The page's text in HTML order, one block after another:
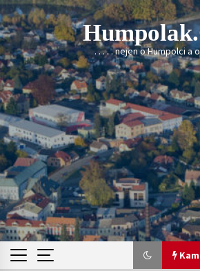
Skip
to
content
. . . . . nejen o Humpolci a